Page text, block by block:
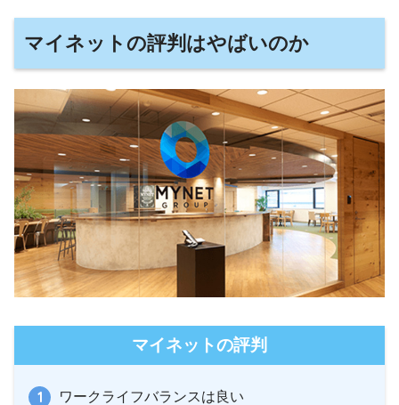
マイネットの評判はやばいのか
マイネットの評判
ワークライフバランスは良い